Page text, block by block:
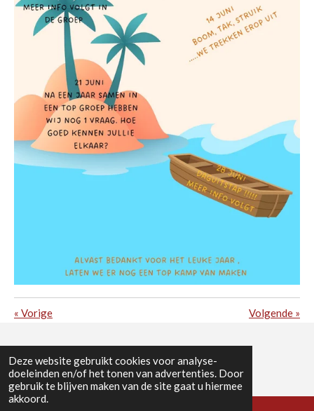
Deze website gebruikt cookies voor analyse-
doeleinden en/of het tonen van advertenties. Door
gebruik te blijven maken van de site gaat u hiermee
akkoord.
« Vorige Volgende »
© 2023 - 2026 Chiro Tempo Ekeren